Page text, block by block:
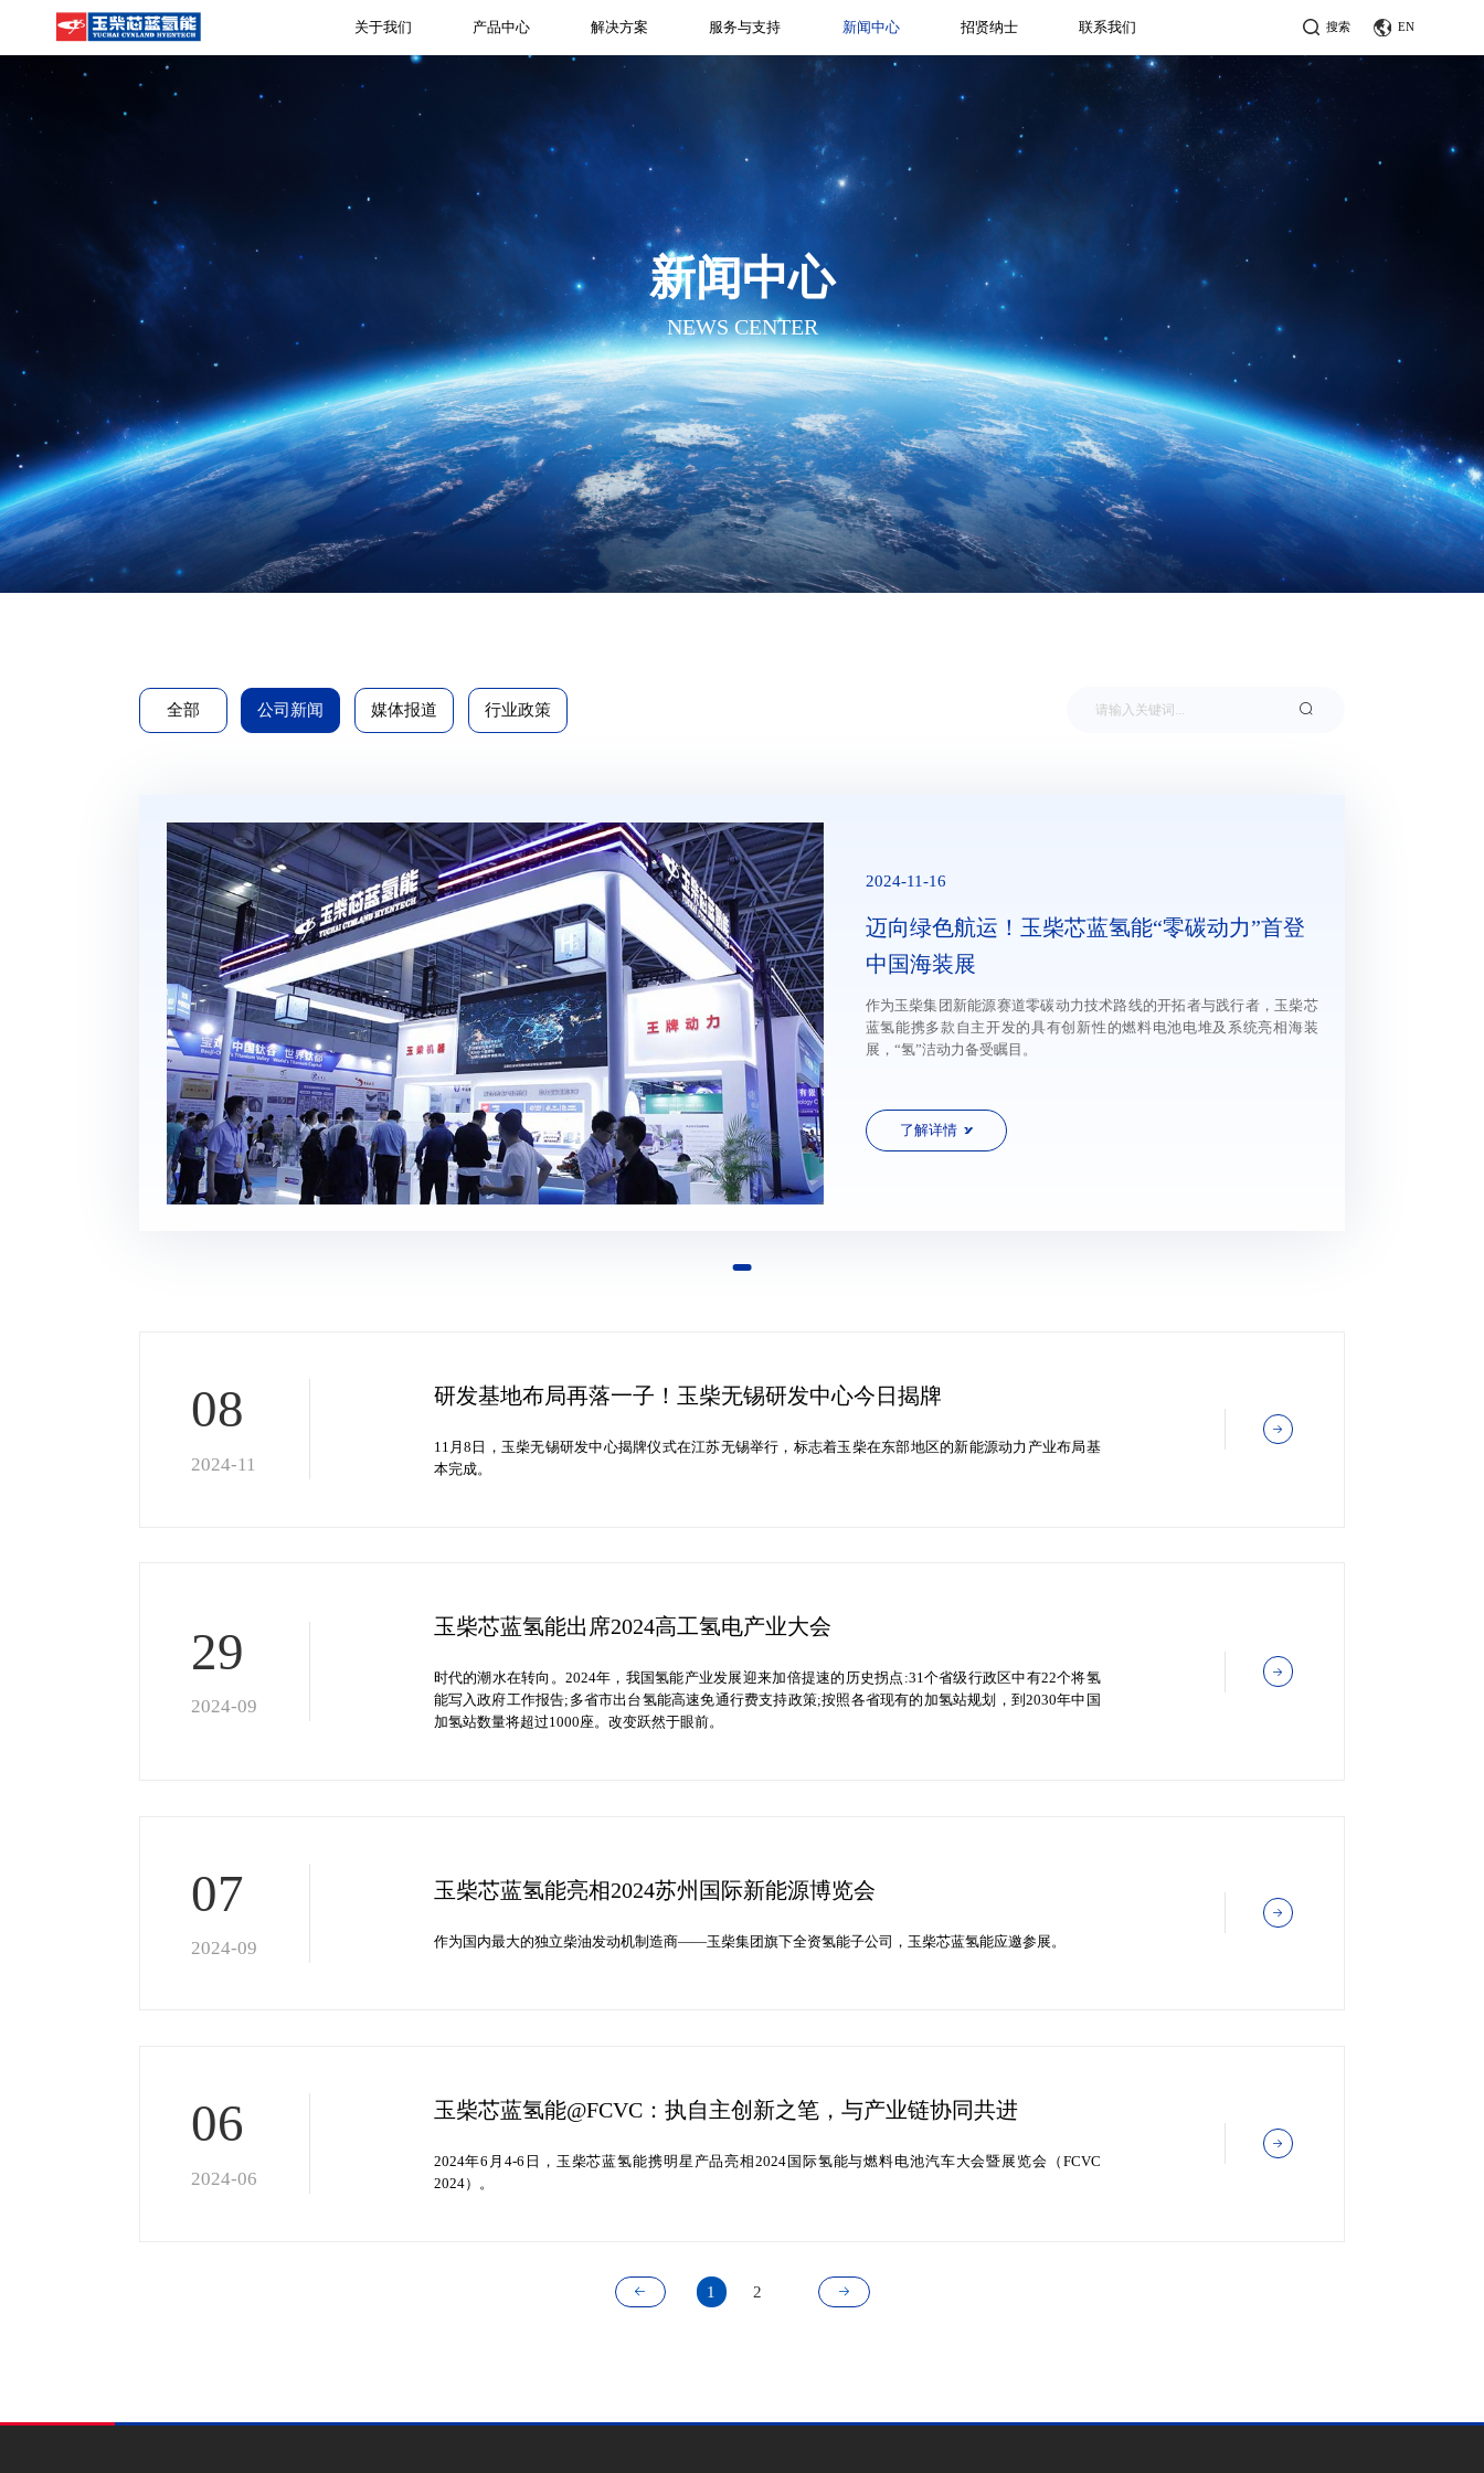
关于我们 产品中心 解决方案 服务与支持 新闻中心 招贤纳士 联系我们 搜索 EN
新闻中心
NEWS CENTER
全部 公司新闻 媒体报道 行业政策
2024-11-16
迈向绿色航运！玉柴芯蓝氢能“零碳动力”首登
中国海装展
作为玉柴集团新能源赛道零碳动力技术路线的开拓者与践行者，玉柴芯
蓝氢能携多款自主开发的具有创新性的燃料电池电堆及系统亮相海装
展，“氢”洁动力备受瞩目。
了解详情
08
2024-11
研发基地布局再落一子！玉柴无锡研发中心今日揭牌
11月8日，玉柴无锡研发中心揭牌仪式在江苏无锡举行，标志着玉柴在东部地区的新能源动力产业布局基
本完成。
29
2024-09
玉柴芯蓝氢能出席2024高工氢电产业大会
时代的潮水在转向。2024年，我国氢能产业发展迎来加倍提速的历史拐点:31个省级行政区中有22个将氢
能写入政府工作报告;多省市出台氢能高速免通行费支持政策;按照各省现有的加氢站规划，到2030年中国
加氢站数量将超过1000座。改变跃然于眼前。
07
2024-09
玉柴芯蓝氢能亮相2024苏州国际新能源博览会
作为国内最大的独立柴油发动机制造商——玉柴集团旗下全资氢能子公司，玉柴芯蓝氢能应邀参展。
06
2024-06
玉柴芯蓝氢能@FCVC：执自主创新之笔，与产业链协同共进
2024年6月4-6日，玉柴芯蓝氢能携明星产品亮相2024国际氢能与燃料电池汽车大会暨展览会（FCVC
2024）。
1 2